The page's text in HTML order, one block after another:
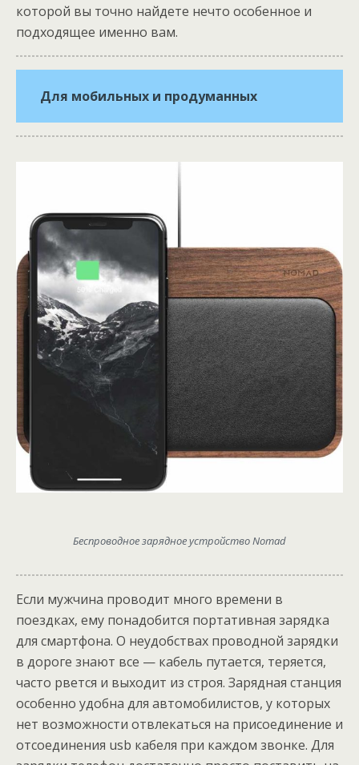
которой вы точно найдете нечто особенное и
подходящее именно вам.
Для мобильных и продуманных
Беспроводное зарядное устройство Nomad
Если мужчина проводит много времени в
поездках, ему понадобится портативная зарядка
для смартфона. О неудобствах проводной зарядки
в дороге знают все — кабель путается, теряется,
часто рвется и выходит из строя. Зарядная станция
особенно удобна для автомобилистов, у которых
нет возможности отвлекаться на присоединение и
отсоединения usb кабеля при каждом звонке. Для